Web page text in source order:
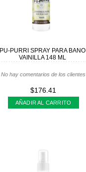
PU-PURRI SPRAY PARA BANO
VAINILLA 148 ML
No hay comentarios de los clientes
$176.41
AÑADIR AL CARRITO